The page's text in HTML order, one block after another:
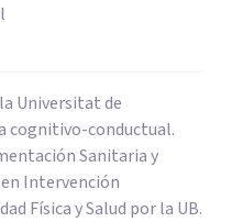
Universitat de
cognitivo-conductual.
Sanitaria y
Intervención
Física y Salud por la UB.